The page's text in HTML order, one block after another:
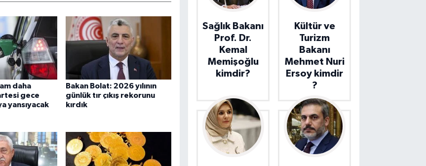
daha
gece
yansıyacak
Bakan Bolat: 2026 yılının
günlük tır çıkış rekorunu
kırdık
Sağlık Bakanı
Prof. Dr.
Kemal
Memişoğlu
kimdir?
Kültür ve
Turizm
Bakanı
Mehmet Nuri
Ersoy kimdir
?